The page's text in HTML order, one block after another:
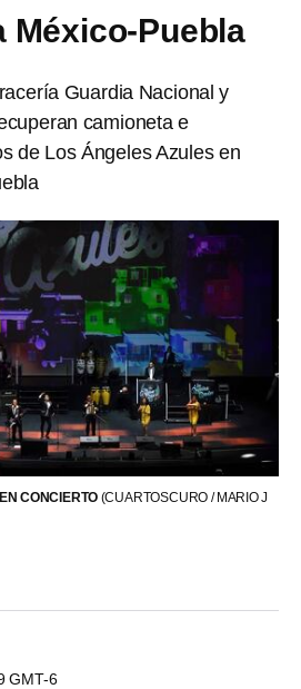
México-Puebla
Guardia Nacional y
camioneta e
de Los Ángeles Azules en
CONCIERTO (CUARTOSCURO / MARIO J
GMT-6